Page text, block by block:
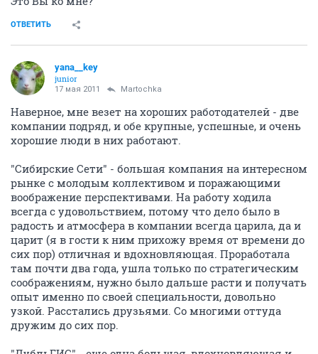
ОТВЕТИТЬ
yana__key
junior
17 мая 2011 Martochka
Наверное, мне везет на хороших работодателей - две
компании подряд, и обе крупные, успешные, и очень
хорошие люди в них работают.
"Сибирские Сети" - большая компания на интересном
рынке с молодым коллективом и поражающими
воображение перспективами. На работу ходила
всегда с удовольствием, потому что дело было в
радость и атмосфера в компании всегда царила, да и
царит (я в гости к ним прихожу время от времени до
сих пор) отличная и вдохновляющая. Проработала
там почти два года, ушла только по стратегическим
соображениям, нужно было дальше расти и получать
опыт именно по своей специальности, довольно
узкой. Расстались друзьями. Со многими оттуда
дружим до сих пор.